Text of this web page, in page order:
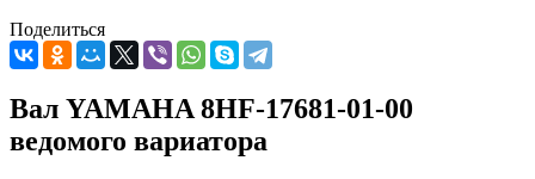
Поделиться
Вал YAMAHA 8HF-17681-01-00
ведомого вариатора